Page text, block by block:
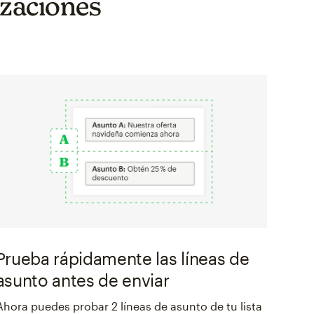
rápidamente las líneas de
antes de enviar
puedes probar 2 líneas de asunto de tu lista